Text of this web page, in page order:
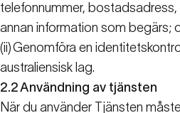
telefonnummer,
annan information som begärs;
(ii)Genomföra en
australiensisk lag.
2.2Användning av tjänsten
När du använder Tjänsten